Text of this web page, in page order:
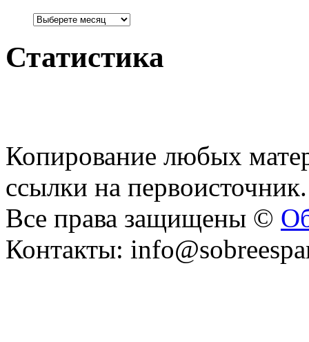
Статистика
Копирование любых
ссылки на первоисточник.
Все права защищены ©
Контакты: